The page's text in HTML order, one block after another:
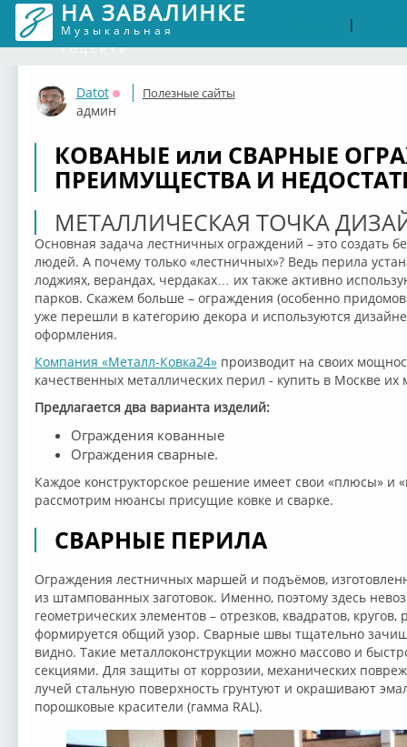
НА ЗАВАЛИНКЕ
Музыкальная
соцсеть
|
Datot
Оффлайн
админ
Полезные сайты
КОВАНЫЕ или СВАРНЫЕ
ПРЕИМУЩЕСТВА И
МЕТАЛЛИЧЕСКАЯ ТОЧКА
Основная задача лестничных ограждений – это создать
людей. А почему только «лестничных»? Ведь перила
лоджиях, верандах, чердаках… их также активно
парков. Скажем больше – ограждения (особенно
уже перешли в категорию декора и используются
оформления.
Компания «Металл-Ковка24»производит на своих
качественных металлических перил - купить в Москве
Предлагается два варианта изделий:
Ограждения кованные
Ограждения сварные.
Каждое конструкторское решение имеет свои «плюсы» и
рассмотрим нюансы присущие ковке и сварке.
СВАРНЫЕ ПЕРИЛА
Ограждения лестничных маршей и подъёмов,
из штампованных заготовок. Именно, поэтому здесь
геометрических элементов – отрезков, квадратов,
формируется общий узор. Сварные швы тщательно
видно. Такие металлоконструкции можно массово и
секциями. Для защиты от коррозии, механических
лучей стальную поверхность грунтуют и окрашивают
порошковые красители (гамма RAL).